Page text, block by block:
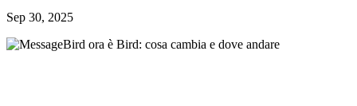
Sep 30, 2025